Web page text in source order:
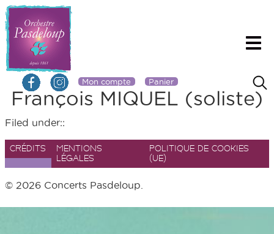
Mon compte Panier
François MIQUEL (soliste)
Filed under::
CRÉDITS
MENTIONS
LÉGALES
POLITIQUE DE COOKIES
(UE)
© 2026 Concerts Pasdeloup.